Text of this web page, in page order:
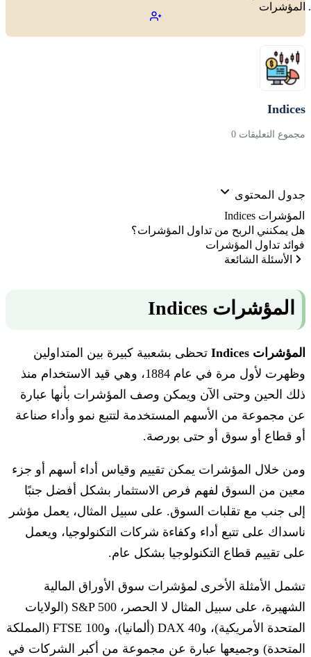
المؤشرات
Indices
مجموع التعليقات 0
جدول المحتوى
المؤشرات Indices
هل يمكنني الربح من تداول المؤشرات؟
فوائد تداول المؤشرات
الأسئلة الشائعة
المؤشرات Indices
المؤشرات Indices
تحظى بشعبية كبيرة بين المتداولين
وظهرت لأول مرة في عام 1884، وهي قيد الاستخدام منذ
ذلك الحين وحتى الآن ويمكن وصف المؤشرات بأنها عبارة
عن مجموعة من الأسهم المستخدمة لتتبع نمو وأداء صناعة
أو قطاع أو سوق أو حتى بورصة.
ومن خلال المؤشرات يمكن تقييم وقياس أداء أسهم أو جزء
معين من السوق لفهم فرص الاستثمار بشكل أفضل جنبًا
إلى جنب مع تقلبات السوق. على سبيل المثال، يعمل مؤشر
ناسداك على تتبع أداء وكفاءة شركات التكنولوجيا، ويعمل
على تقييم قطاع التكنولوجيا بشكل عام.
تشمل الأمثلة الأخرى لمؤشرات سوق الأوراق المالية
الشهيرة، على سبيل المثال لا الحصر، S&P 500 (الولايات
المتحدة الأمريكية)، وDAX 40 (ألمانيا)، وFTSE 100 (المملكة
المتحدة) وجميعها عبارة عن مجموعة من أكبر الشركات في